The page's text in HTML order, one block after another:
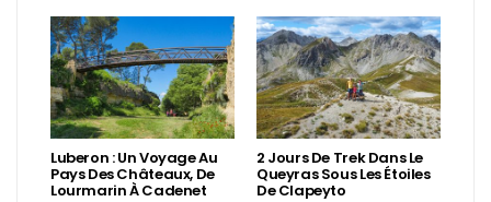
Luberon : Un Voyage Au
Pays Des Châteaux, De
Lourmarin À Cadenet
2 Jours De Trek Dans Le
Queyras Sous Les Étoiles
De Clapeyto